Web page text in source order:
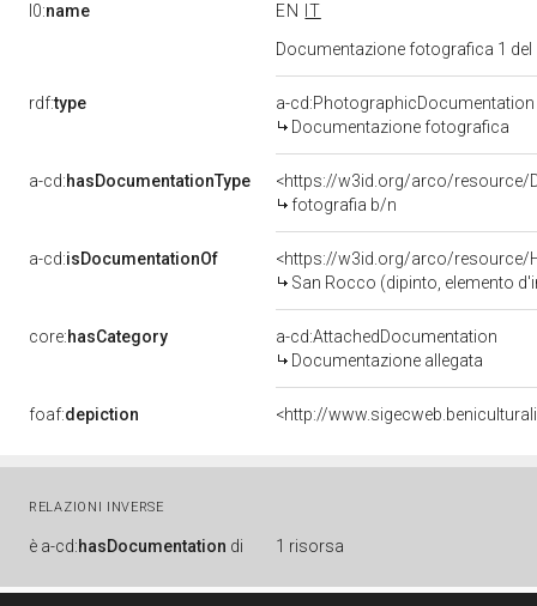
l0:name EN
IT
Documentazione fotografica 1
rdf:type
a-cd:PhotographicDocumentation
Documentazione fotografica
a-cd:hasDocumentationType
<https://w3id.org/arco/resource/
fotografia b/n
a-cd:isDocumentationOf
<https://w3id.org/arco/resource/
San Rocco (dipinto, elemento
core:hasCategory
a-cd:AttachedDocumentation
Documentazione allegata
foaf:depiction <http://
RELAZIONI INVERSE
è a-cd:hasDocumentation di 1 risorsa